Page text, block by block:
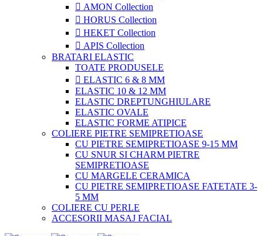
AMON Collection
HORUS Collection
HEKET Collection
APIS Collection
BRATARI ELASTIC
TOATE PRODUSELE
ELASTIC 6 & 8 MM
ELASTIC 10 & 12 MM
ELASTIC DREPTUNGHIULARE
ELASTIC OVALE
ELASTIC FORME ATIPICE
COLIERE PIETRE SEMIPRETIOASE
CU PIETRE SEMIPRETIOASE 9-15 MM
CU SNUR SI CHARM PIETRE
SEMIPRETIOASE
CU MARGELE CERAMICA
CU PIETRE SEMIPRETIOASE FATETATE 3-
5 MM
COLIERE CU PERLE
ACCESORII MASAJ FACIAL